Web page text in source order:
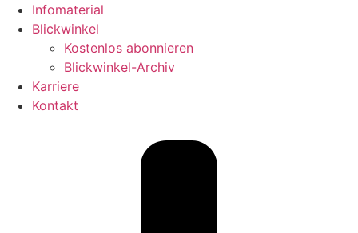
Infomaterial
Blickwinkel
Kostenlos abonnieren
Blickwinkel-Archiv
Karriere
Kontakt